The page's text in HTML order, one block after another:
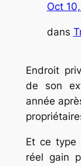
Oct
dans
Endroit
de son
année
Et ce type
réel gain